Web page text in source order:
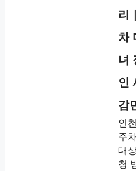
리
차
녀
인
감
인
주
대
청